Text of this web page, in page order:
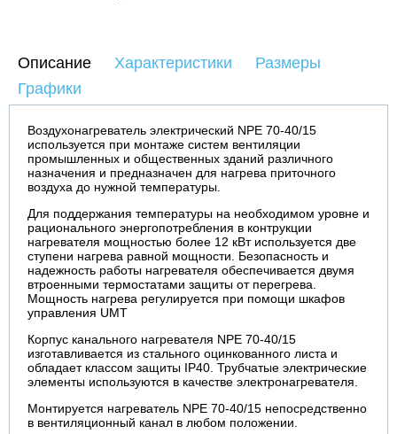
Описание Характеристики
Размеры
Графики
Воздухонагреватель электрический NPE 70-40/15
используется при монтаже систем вентиляции
промышленных и общественных зданий различного
назначения и предназначен для нагрева приточного
воздуха до нужной температуры.
Для поддержания температуры на необходимом уровне и
рационального энергопотребления в контрукции
нагревателя мощностью более 12 кВт используется две
ступени нагрева равной мощности. Безопасность и
надежность работы нагревателя обеспечивается двумя
втроенными термостатами защиты от перегрева.
Мощность нагрева регулируется при помощи шкафов
управления UMT
Корпус канального нагревателя NPE 70-40/15
изготавливается из стального оцинкованного листа и
обладает классом защиты IP40. Трубчатые электрические
элементы используются в качестве электронагревателя.
Монтируется нагреватель NPE 70-40/15 непосредственно
в вентиляционный канал в любом положении.